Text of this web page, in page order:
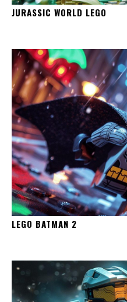
JURASSIC WORLD LEGO
LEGO BATMAN 2